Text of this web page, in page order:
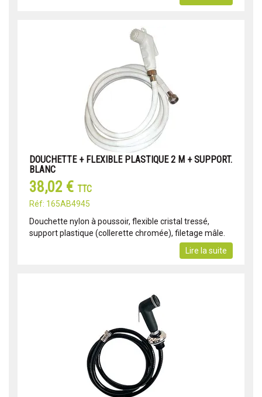
DOUCHETTE + FLEXIBLE PLASTIQUE 2 M + SUPPORT.
BLANC
38,02 € TTC
Réf: 165AB4945
Douchette nylon à poussoir, flexible cristal tressé,
support plastique (collerette chromée), filetage mâle.
Lire la suite